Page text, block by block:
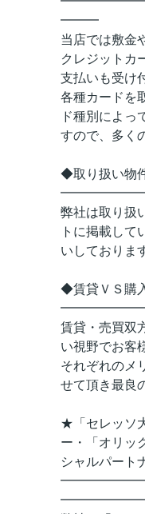
━━━
当店では敷金
クレジットカ
支払いも受け
各種カードを
ド種別によっ
すので、多く
◆取り扱い物
弊社は取り扱
トに掲載して
いしておりま
◆賃貸ＶＳ購
賃貸・売買双
い視野でお客
それぞれのメ
せて頂き最良
★「セレッソ
ー・「オリッ
シャルパート